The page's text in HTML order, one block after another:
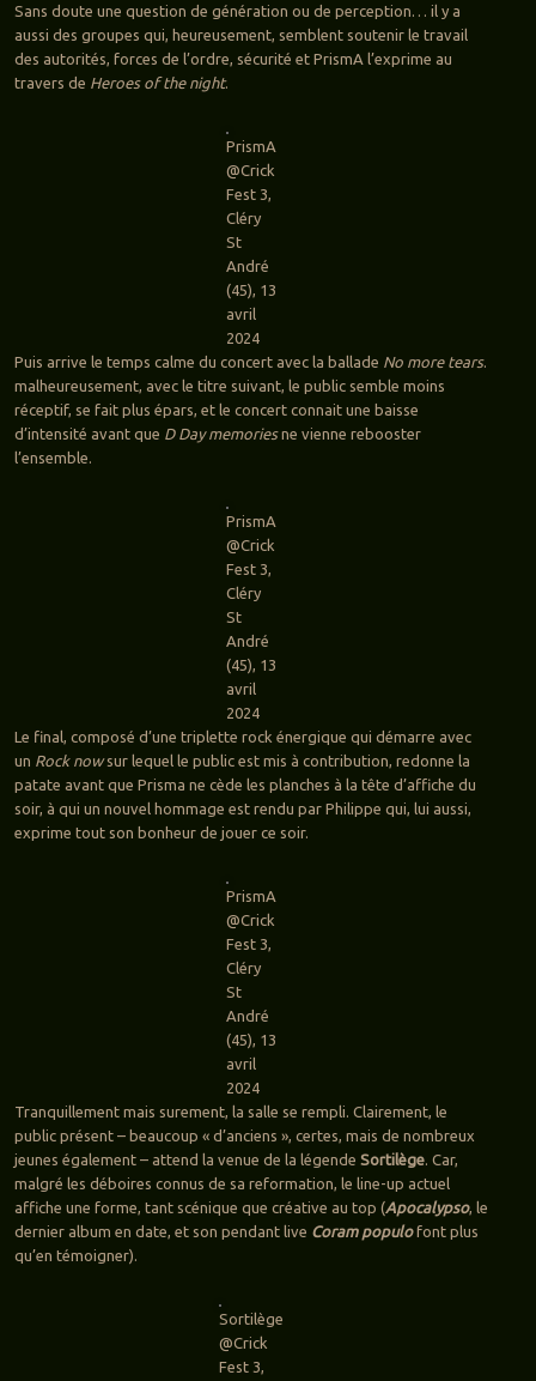
Sans doute une question de génération ou de perception… il y a
aussi des groupes qui, heureusement, semblent soutenir le travail
des autorités, forces de l’ordre, sécurité et PrismA l’exprime au
travers de Heroes of the night.
PrismA
@Crick
Fest 3,
Cléry
St
André
(45), 13
avril
2024
Puis arrive le temps calme du concert avec la ballade No more tears.
malheureusement, avec le titre suivant, le public semble moins
réceptif, se fait plus épars, et le concert connait une baisse
d’intensité avant que D Day memoriesne vienne rebooster
l’ensemble.
PrismA
@Crick
Fest 3,
Cléry
St
André
(45), 13
avril
2024
Le final, composé d’une triplette rock énergique qui démarre avec
un Rock nowsur lequel le public est mis à contribution, redonne la
patate avant que Prisma ne cède les planches à la tête d’affiche du
soir, à qui un nouvel hommage est rendu par Philippe qui, lui aussi,
exprime tout son bonheur de jouer ce soir.
PrismA
@Crick
Fest 3,
Cléry
St
André
(45), 13
avril
2024
Tranquillement mais surement, la salle se rempli. Clairement, le
public présent – beaucoup « d’anciens », certes, mais de nombreux
jeunes également – attend la venue de la légende Sortilège. Car,
malgré les déboires connus de sa reformation, le line-up actuel
affiche une forme, tant scénique que créative au top (Apocalypso, le
dernier album en date, et son pendant live Coram populofont plus
qu’en témoigner).
Sortilège
@Crick
Fest 3,